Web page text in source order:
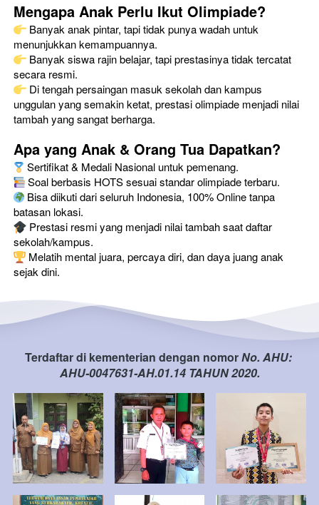
Mengapa Anak Perlu Ikut Olimpiade?
Banyak anak pintar, tapi tidak punya wadah untuk
menunjukkan kemampuannya.
Banyak siswa rajin belajar, tapi prestasinya tidak tercatat
secara resmi.
Di tengah persaingan masuk sekolah dan kampus
unggulan yang semakin ketat, prestasi olimpiade menjadi nilai
tambah yang sangat berharga.
Apa yang Anak & Orang Tua Dapatkan?
Sertifikat & Medali Nasional untuk pemenang.
Soal berbasis HOTS sesuai standar olimpiade terbaru.
Bisa diikuti dari seluruh Indonesia, 100% Online tanpa
batasan lokasi.
Prestasi resmi yang menjadi nilai tambah saat daftar
sekolah/kampus.
Melatih mental juara, percaya diri, dan daya juang anak
sejak dini.
Terdaftar di kementerian dengan nomor No. AHU:
AHU-0047631-AH.01.14 TAHUN 2020.